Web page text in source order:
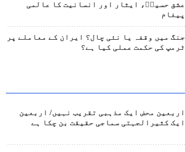
عشق حسینؑ، ایثار اور انسانیت کا عالمی
پیغام
جنگ میں وقفہ یا نئی چال؟ ایران کے معاملے پر
ٹرمپ کی حکمت عملی کیا ہے؟
اربعین محض ایک مذہبی تقریب نہیں/ اربعین
ایک کثیرالجہتی سماجی حقیقت بن چکا ہے